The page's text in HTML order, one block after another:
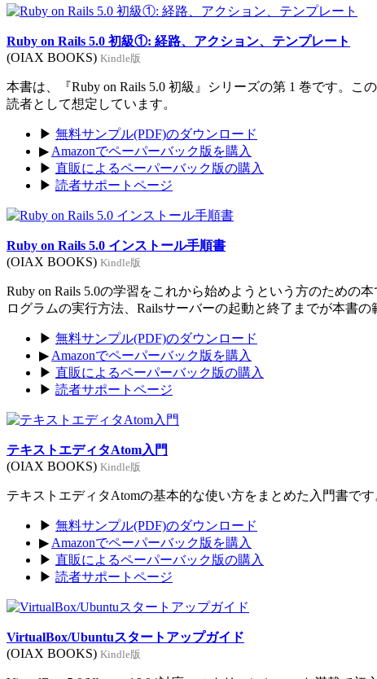
Ruby on Rails 5.0 初級①: 経路、アクション、テンプレート
(OIAX BOOKS) Kindle版
本書は、『Ruby on Rails 5.0 初級』シリーズの第 1 巻です。
読者として想定しています。
▶ 無料サンプル(PDF)のダウンロード
▶ Amazonでペーパーバック版を購入
▶ 直販によるペーパーバック版の購入
▶ 読者サポートページ
Ruby on Rails 5.0 インストール手順書
(OIAX BOOKS) Kindle版
Ruby on Rails 5.0の学習をこれから始めようという方のための
ログラムの実行方法、Railsサーバーの起動と終了までが本書の
▶ 無料サンプル(PDF)のダウンロード
▶ Amazonでペーパーバック版を購入
▶ 直販によるペーパーバック版の購入
▶ 読者サポートページ
テキストエディタAtom入門
(OIAX BOOKS) Kindle版
テキストエディタAtomの基本的な使い方をまとめた入門書で
▶ 無料サンプル(PDF)のダウンロード
▶ Amazonでペーパーバック版を購入
▶ 直販によるペーパーバック版の購入
▶ 読者サポートページ
VirtualBox/Ubuntuスタートアップガイド
(OIAX BOOKS) Kindle版